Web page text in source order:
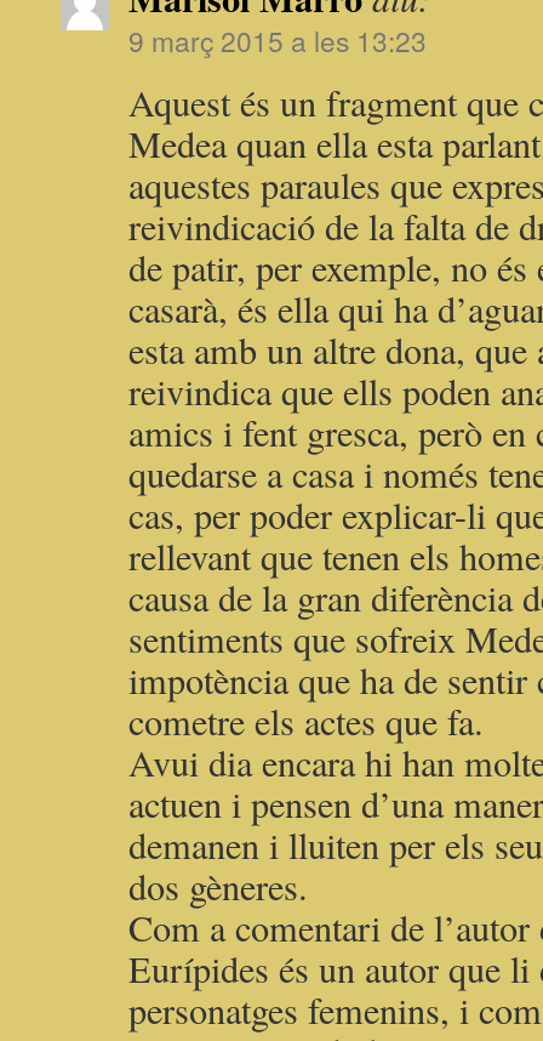
9 març 2015 a les 13:23
Aquest és un fragment que
Medea quan ella esta
aquestes paraules que
reivindicació de la falta de
de patir, per exemple, no
casarà, és ella qui ha
esta amb un altre dona,
reivindica que ells poden
amics i fent gresca, però en
quedarse a casa i només
cas, per poder explicar-li
rellevant que tenen els
causa de la gran diferència
sentiments que sofreix
impotència que ha de
cometre els actes que fa.
Avui dia encara hi han
actuen i pensen d’una
demanen i lluiten per els
dos gèneres.
Com a comentari de l’autor
Eurípides és un autor que
personatges femenins, i